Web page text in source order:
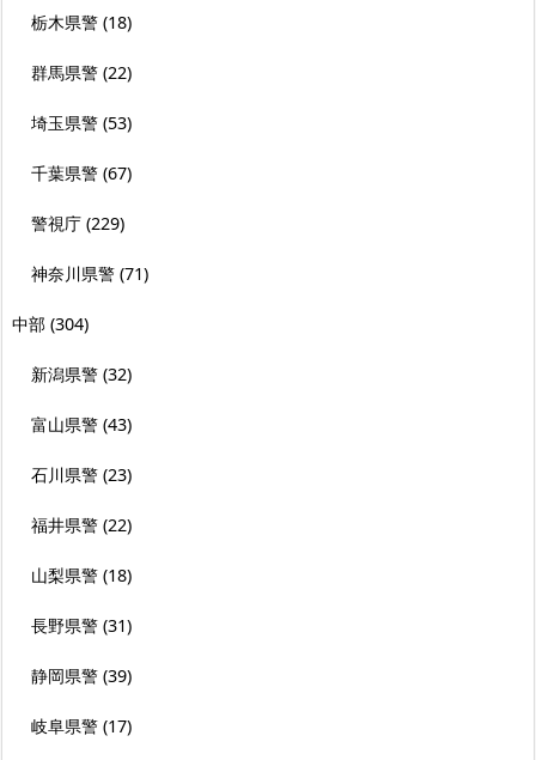
栃木県警 (18)
群馬県警 (22)
埼玉県警 (53)
千葉県警 (67)
警視庁 (229)
神奈川県警 (71)
中部 (304)
新潟県警 (32)
富山県警 (43)
石川県警 (23)
福井県警 (22)
山梨県警 (18)
長野県警 (31)
静岡県警 (39)
岐阜県警 (17)